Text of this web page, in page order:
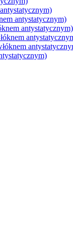
antystatycznym)
antystatycznym)